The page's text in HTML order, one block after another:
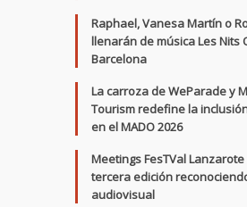
Raphael, Vanesa Martín o
llenarán de música Les Nits
Barcelona
La carroza de WeParade y
Tourism redefine la
en el MADO 2026
Meetings FesTVal
tercera edición
audiovisual